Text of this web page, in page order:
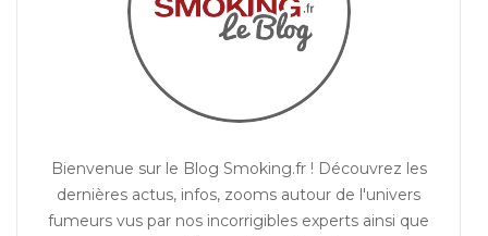
Bienvenue sur le Blog Smoking.fr ! Découvrez les
dernières actus, infos, zooms autour de l'univers
fumeurs vus par nos incorrigibles experts ainsi que